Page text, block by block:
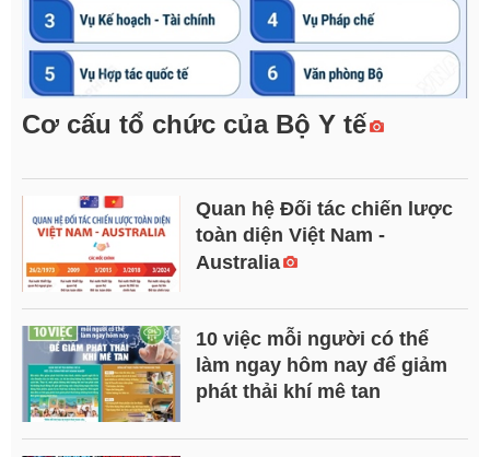
Cơ cấu tổ chức của Bộ Y tế
Quan hệ Đối tác chiến lược
toàn diện Việt Nam -
Australia
10 việc mỗi người có thể
làm ngay hôm nay để giảm
phát thải khí mê tan